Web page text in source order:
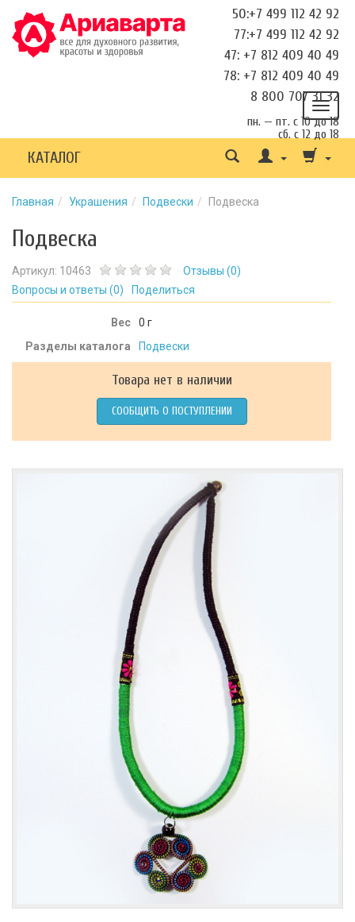
50:+7 499 112 42 92
77:+7 499 112 42 92
47: +7 812 409 40 49
78: +7 812 409 40 49
8 800 707 31 32
пн. — пт. с 10 до 18
сб. с 12 до 18
КАТАЛОГ
Главная Украшения Подвески Подвеска
Подвеска
Артикул: 10463 Отзывы (0)
Вопросы и ответы (0) Поделиться
Вес 0 г
Разделы каталога
Подвески
Товара нет в наличии
СООБЩИТЬ О ПОСТУПЛЕНИИ